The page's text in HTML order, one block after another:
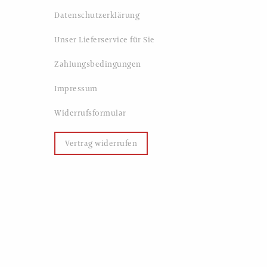
Datenschutzerklärung
Unser Lieferservice für Sie
Zahlungsbedingungen
Impressum
Widerrufsformular
Vertrag widerrufen